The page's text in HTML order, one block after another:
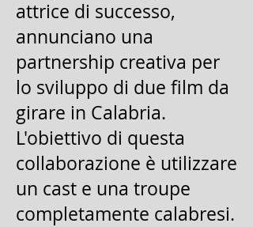
attrice di successo,
annunciano una
partnership creativa per
lo sviluppo di due film da
girare in Calabria.
L'obiettivo di questa
collaborazione è utilizzare
un cast e una troupe
completamente calabresi.